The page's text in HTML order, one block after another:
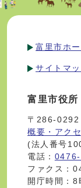
富里市ホ
サイトマ
富里市役所
〒286-
概要・アクセ
(法人番号
電話：
ファクス：
開庁時間：